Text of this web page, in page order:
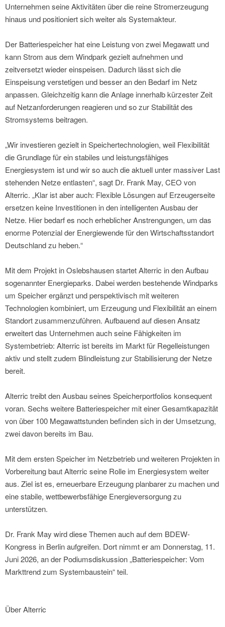
Unternehmen seine Aktivitäten über die reine Stromerzeugung
hinaus und positioniert sich weiter als Systemakteur.
Der Batteriespeicher hat eine Leistung von zwei Megawatt und
kann Strom aus dem Windpark gezielt aufnehmen und
zeitversetzt wieder einspeisen. Dadurch lässt sich die
Einspeisung verstetigen und besser an den Bedarf im Netz
anpassen. Gleichzeitig kann die Anlage innerhalb kürzester Zeit
auf Netzanforderungen reagieren und so zur Stabilität des
Stromsystems beitragen.
„Wir investieren gezielt in Speichertechnologien, weil Flexibilität
die Grundlage für ein stabiles und leistungsfähiges
Energiesystem ist und wir so auch die aktuell unter massiver Last
stehenden Netze entlasten“, sagt Dr. Frank May, CEO von
Alterric. „Klar ist aber auch: Flexible Lösungen auf Erzeugerseite
ersetzen keine Investitionen in den intelligenten Ausbau der
Netze. Hier bedarf es noch erheblicher Anstrengungen, um das
enorme Potenzial der Energiewende für den Wirtschaftsstandort
Deutschland zu heben.“
Mit dem Projekt in Oslebshausen startet Alterric in den Aufbau
sogenannter Energieparks. Dabei werden bestehende Windparks
um Speicher ergänzt und perspektivisch mit weiteren
Technologien kombiniert, um Erzeugung und Flexibilität an einem
Standort zusammenzuführen. Aufbauend auf diesen Ansatz
erweitert das Unternehmen auch seine Fähigkeiten im
Systembetrieb: Alterric ist bereits im Markt für Regelleistungen
aktiv und stellt zudem Blindleistung zur Stabilisierung der Netze
bereit.
Alterric treibt den Ausbau seines Speicherportfolios konsequent
voran. Sechs weitere Batteriespeicher mit einer Gesamtkapazität
von über 100 Megawattstunden befinden sich in der Umsetzung,
zwei davon bereits im Bau.
Mit dem ersten Speicher im Netzbetrieb und weiteren Projekten in
Vorbereitung baut Alterric seine Rolle im Energiesystem weiter
aus. Ziel ist es, erneuerbare Erzeugung planbarer zu machen und
eine stabile, wettbewerbsfähige Energieversorgung zu
unterstützen.
Dr. Frank May wird diese Themen auch auf dem BDEW-
Kongress in Berlin aufgreifen. Dort nimmt er am Donnerstag, 11.
Juni 2026, an der Podiumsdiskussion „Batteriespeicher: Vom
Markttrend zum Systembaustein“ teil.
Über Alterric